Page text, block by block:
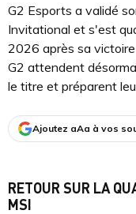
G2 Esports a validé
Invitational et s'est
2026 après sa
G2 attendent
le titre et préparent
Ajoutez aAa à vos
RETOUR SUR LA
MSI